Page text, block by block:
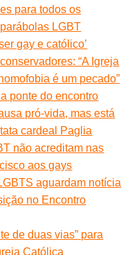
para todos os
LGBT
gay e católico’
“A Igreja
é um pecado”
ponte do encontro
pró-vida, mas está
cardeal Paglia
não acreditam nas
aos gays
aguardam notícia
no Encontro
de duas vias” para
Católica